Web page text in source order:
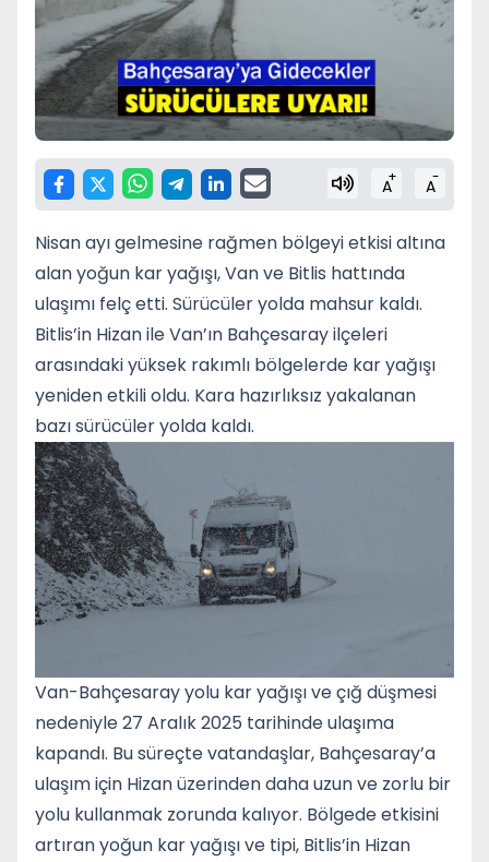
A+ A-
Nisan ayı gelmesine rağmen bölgeyi etkisi altına
alan yoğun kar yağışı, Van ve Bitlis hattında
ulaşımı felç etti. Sürücüler yolda mahsur kaldı.
Bitlis’in Hizan ile Van’ın Bahçesaray ilçeleri
arasındaki yüksek rakımlı bölgelerde kar yağışı
yeniden etkili oldu. Kara hazırlıksız yakalanan
bazı sürücüler yolda kaldı.
Van-Bahçesaray yolu kar yağışı ve çığ düşmesi
nedeniyle 27 Aralık 2025 tarihinde ulaşıma
kapandı. Bu süreçte vatandaşlar, Bahçesaray’a
ulaşım için Hizan üzerinden daha uzun ve zorlu bir
yolu kullanmak zorunda kalıyor. Bölgede etkisini
artıran yoğun kar yağışı ve tipi, Bitlis’in Hizan